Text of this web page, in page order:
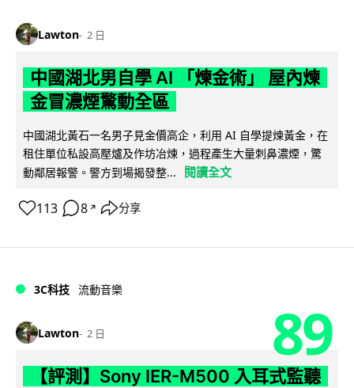
Lawton 2 日
中國湖北男自學 AI 「煉金術」 屋內煉
金冒濃煙驚動全區
中國湖北黃石一名男子見金價高企，利用 AI 自學提煉黃金，在
租住單位私設高壓爐及作坊冶煉，過程產生大量刺鼻濃煙，驚
動鄰居報警。警方到場揭發整...
閱讀全文
113 8 ↗ 分享
3C科技 流動音樂
Lawton 2 日 89
【評測】Sony IER-M500 入耳式監聽